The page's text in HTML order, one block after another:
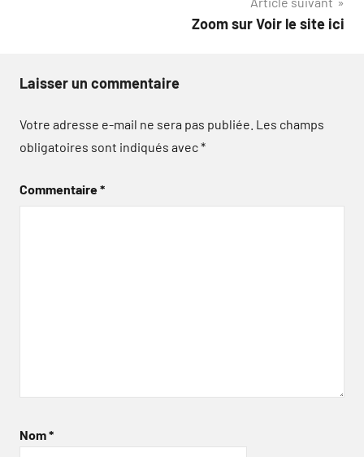
Zoom sur Voir le site ici
Laisser un commentaire
Votre adresse e-mail ne sera pas publiée. Les champs
obligatoires sont indiqués avec*
Commentaire*
Nom*